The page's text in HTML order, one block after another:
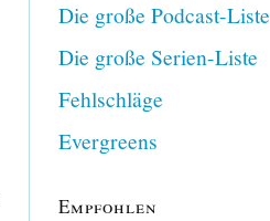
Die große Podcast-Liste
Die große Serien-Liste
Fehlschläge
Evergreens
Empfohlen